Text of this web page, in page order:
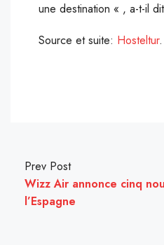
une destination « , a-t-il
Source et suite: Hosteltur.
Prev Post
Wizz Air annonce cinq
l’Espagne